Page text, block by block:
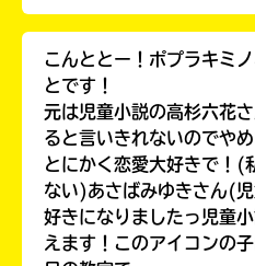
こんととー！ポプラキミ
とです！
元は児童小説の高杉六花
ると言いきれないのでやめ
とにかく恋愛大好きで！(
ない)あさばみゆきさん(
好きになりましたっ児童
えます！このアイコンの